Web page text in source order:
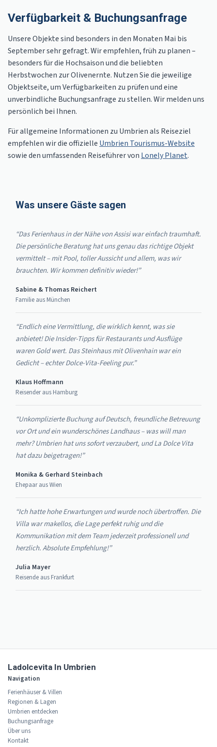
Verfügbarkeit & Buchungsanfrage
Unsere Objekte sind besonders in den Monaten Mai bis
September sehr gefragt. Wir empfehlen, früh zu planen –
besonders für die Hochsaison und die beliebten
Herbstwochen zur Olivenernte. Nutzen Sie die jeweilige
Objektseite, um Verfügbarkeiten zu prüfen und eine
unverbindliche Buchungsanfrage zu stellen. Wir melden uns
persönlich bei Ihnen.
Für allgemeine Informationen zu Umbrien als Reiseziel
empfehlen wir die offizielle Umbrien Tourismus-Website
sowie den umfassenden Reiseführer von Lonely Planet.
Was unsere Gäste sagen
“Das Ferienhaus in der Nähe von Assisi war einfach traumhaft.
Die persönliche Beratung hat uns genau das richtige Objekt
vermittelt – mit Pool, toller Aussicht und allem, was wir
brauchten. Wir kommen definitiv wieder!”
Sabine & Thomas Reichert
Familie aus München
“Endlich eine Vermittlung, die wirklich kennt, was sie
anbietet! Die Insider-Tipps für Restaurants und Ausflüge
waren Gold wert. Das Steinhaus mit Olivenhain war ein
Gedicht – echter Dolce-Vita-Feeling pur.”
Klaus Hoffmann
Reisender aus Hamburg
“Unkomplizierte Buchung auf Deutsch, freundliche Betreuung
vor Ort und ein wunderschönes Landhaus – was will man
mehr? Umbrien hat uns sofort verzaubert, und La Dolce Vita
hat dazu beigetragen!”
Monika & Gerhard Steinbach
Ehepaar aus Wien
“Ich hatte hohe Erwartungen und wurde noch übertroffen. Die
Villa war makellos, die Lage perfekt ruhig und die
Kommunikation mit dem Team jederzeit professionell und
herzlich. Absolute Empfehlung!”
Julia Mayer
Reisende aus Frankfurt
Ladolcevita In Umbrien
Navigation
Ferienhäuser & Villen
Regionen & Lagen
Umbrien entdecken
Buchungsanfrage
Über uns
Kontakt